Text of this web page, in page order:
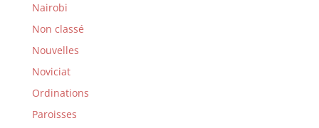
Nairobi
Non classé
Nouvelles
Noviciat
Ordinations
Paroisses